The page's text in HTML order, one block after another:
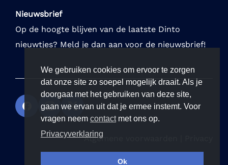
Nieuwsbrief
Op de hoogte blijven van de laatste Dinto
nieuwtjes? Meld je dan aan voor de nieuwsbrief!
Algemene voorwaarden
We gebruiken cookies om ervoor te zorgen
dat onze site zo soepel mogelijk draait. Als je
doorgaat met het gebruiken van deze site,
gaan we ervan uit dat je ermee instemt. Voor
vragen neem contactmet ons op.
Privacyverklaring
Ok